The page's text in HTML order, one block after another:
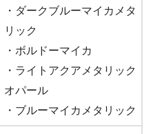
・ダークブルーマイカメタ
リック
・ボルドーマイカ
・ライトアクアメタリック
オパール
・ブルーマイカメタリック